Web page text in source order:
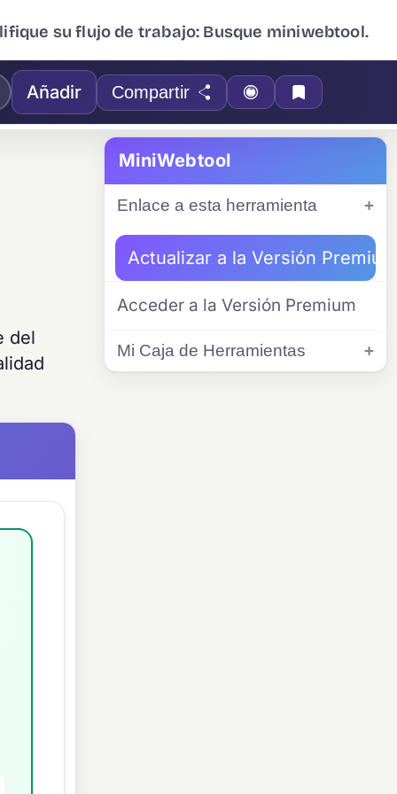
su flujo de trabajo: Busque miniwebtool.
Añadir Compartir
del
MiniWebtool
Enlace a esta herramienta
Actualizar a la Versión Premium
Acceder a la Versión Premium
Mi Caja de Herramientas